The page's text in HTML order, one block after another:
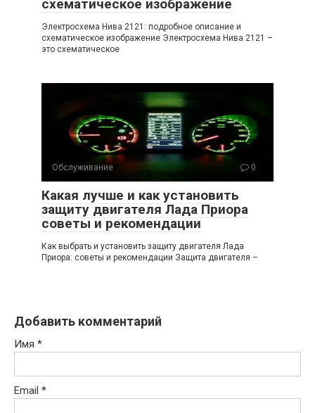
схематическое изображение
Электросхема Нива 2121: подробное описание и
схематическое изображение Электросхема Нива 2121 –
это схематическое
Обслуживание 0
Какая лучше и как установить
защиту двигателя Лада Приора
советы и рекомендации
Как выбрать и установить защиту двигателя Лада
Приора: советы и рекомендации Защита двигателя –
Добавить комментарий
Имя *
Email *